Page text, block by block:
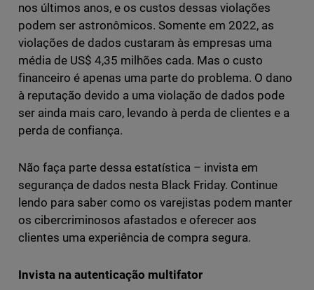
nos últimos anos, e os custos dessas violações
podem ser astronômicos. Somente em 2022, as
violações de dados custaram às empresas uma
média de US$ 4,35 milhões cada. Mas o custo
financeiro é apenas uma parte do problema. O dano
à reputação devido a uma violação de dados pode
ser ainda mais caro, levando à perda de clientes e a
perda de confiança.
Não faça parte dessa estatística – invista em
segurança de dados nesta Black Friday. Continue
lendo para saber como os varejistas podem manter
os cibercriminosos afastados e oferecer aos
clientes uma experiência de compra segura.
Invista na autenticação multifator